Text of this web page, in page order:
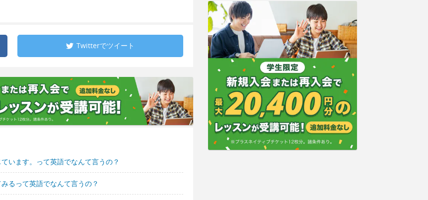
Twitterでツイート
います。って英語でなんて言うの？
るって英語でなんて言うの？